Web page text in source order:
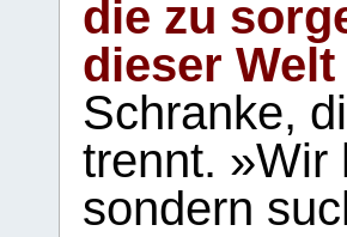
die zu
dieser Welt
Schranke,
trennt. »Wir
sondern